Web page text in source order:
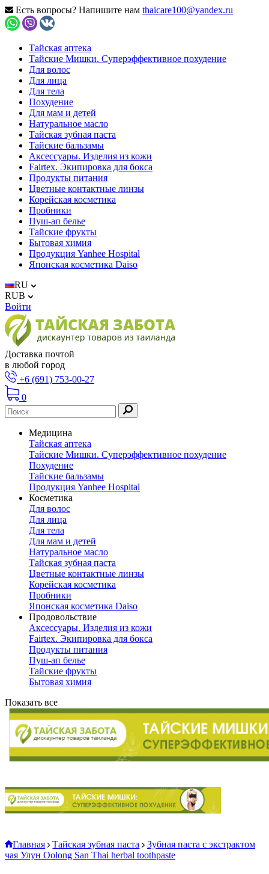
Есть вопросы? Напишите нам thaicare100@yandex.ru
Тайская аптека
Тайские Мишки. Суперэффективное похудение
Для волос
Для лица
Для тела
Похудение
Для мам и детей
Натуральное масло
Тайская зубная паста
Тайские бальзамы
Аксессуары. Изделия из кожи
Fairtex. Экипировка для бокса
Продукты питания
Цветные контактные линзы
Корейская косметика
Пробники
Пуш-ап белье
Тайские фрукты
Бытовая химия
Продукция Yanhee Hospital
Японская косметика Daiso
RU
RUB
Войти
Доставка почтой
в любой город
+6 (691) 753-00-27
0
Медицина
Тайская аптека
Тайские Мишки. Суперэффективное похудение
Похудение
Тайские бальзамы
Продукция Yanhee Hospital
Косметика
Для волос
Для лица
Для тела
Для мам и детей
Натуральное масло
Тайская зубная паста
Цветные контактные линзы
Корейская косметика
Пробники
Японская косметика Daiso
Продовольствие
Аксессуары. Изделия из кожи
Fairtex. Экипировка для бокса
Продукты питания
Пуш-ап белье
Тайские фрукты
Бытовая химия
Показать все
Главная Тайская зубная паста
Зубная паста с экстрактом
чая Улун Oolong San Thai herbal toothpaste